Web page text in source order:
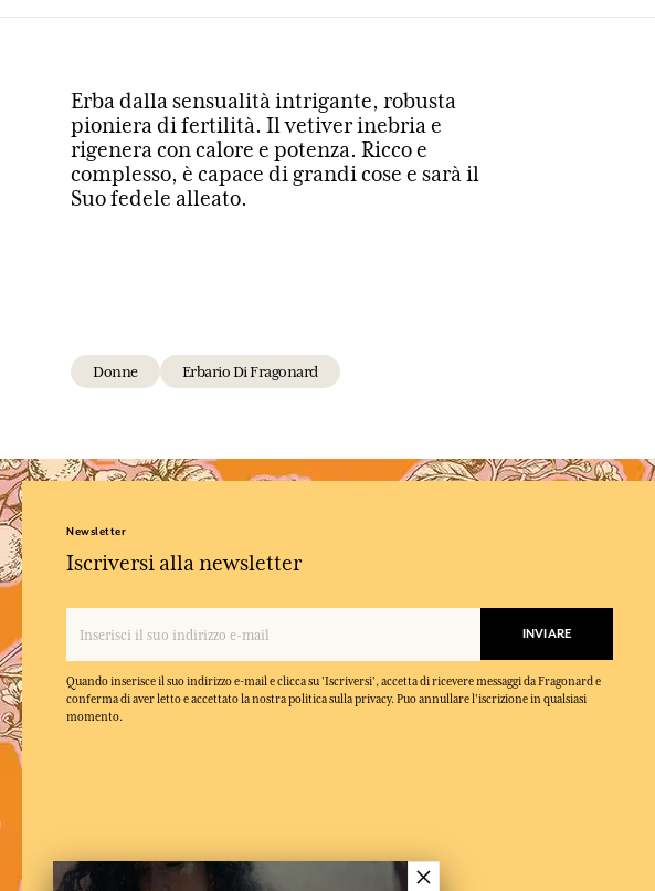
Erba dalla sensualità intrigante, robusta
pioniera di fertilità. Il vetiver inebria e
rigenera con calore e potenza. Ricco e
complesso, è capace di grandi cose e sarà il
Suo fedele alleato.
Donne Erbario Di Fragonard
Newsletter
Iscriversi alla newsletter
INVIARE
Quando inserisce il suo indirizzo e-mail e clicca su 'Iscriversi', accetta di ricevere messaggi da Fragonard e
conferma di aver letto e accettato la nostra politica sulla privacy. Puo annullare l'iscrizione in qualsiasi
momento.
×